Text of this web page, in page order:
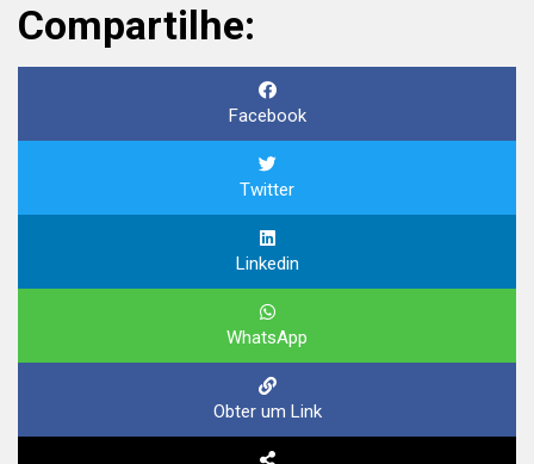
Compartilhe:
Facebook
Twitter
Linkedin
WhatsApp
Obter um Link